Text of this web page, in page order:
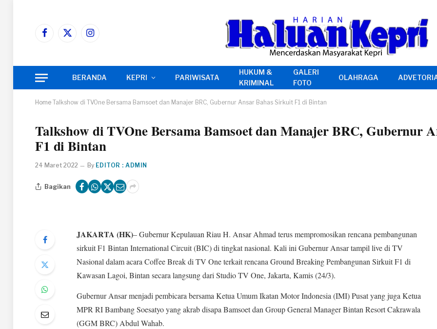
Facebook
X
Instagram
BERANDA KEPRI PARIWISATA
HUKUM &
KRIMINAL
GALERI
FOTO
OLAHRAGA
Home Talkshow di TVOne Bersama Bamsoet dan Manajer BRC, Gubernur Ansar Bahas Sirkuit F1 di Bintan
Talkshow di TVOne Bersama Bamsoet dan Manajer BRC, Gubernur
F1 di Bintan
24 Maret 2022 By EDITOR : ADMIN
Bagikan
JAKARTA (HK)– Gubernur Kepulauan Riau H. Ansar Ahmad terus mempromosikan rencana pembangunan
sirkuit F1 Bintan International Circuit (BIC) di tingkat nasional. Kali ini Gubernur Ansar tampil live di TV
Nasional dalam acara Coffee Break di TV One terkait rencana Ground Breaking Pembangunan Sirkuit F1 di
Kawasan Lagoi, Bintan secara langsung dari Studio TV One, Jakarta, Kamis (24/3).
Gubernur Ansar menjadi pembicara bersama Ketua Umum Ikatan Motor Indonesia (IMI) Pusat yang juga Ketua
MPR RI Bambang Soesatyo yang akrab disapa Bamsoet dan Group General Manager Bintan Resort Cakrawala
(GGM BRC) Abdul Wahab.